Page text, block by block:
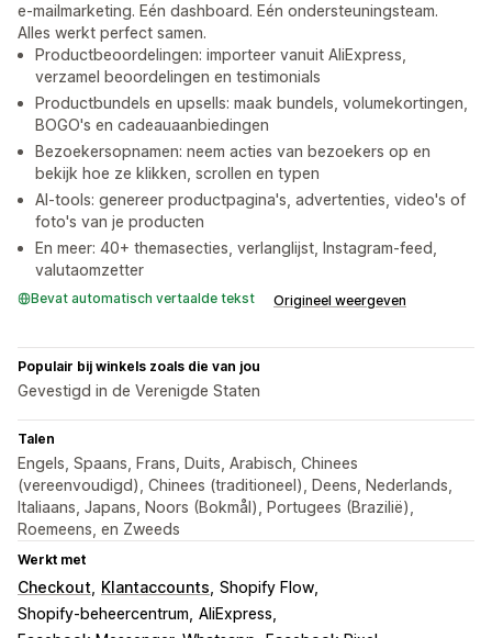
e-mailmarketing. Eén dashboard. Eén ondersteuningsteam.
Alles werkt perfect samen.
Productbeoordelingen: importeer vanuit AliExpress,
verzamel beoordelingen en testimonials
Productbundels en upsells: maak bundels, volumekortingen,
BOGO's en cadeauaanbiedingen
Bezoekersopnamen: neem acties van bezoekers op en
bekijk hoe ze klikken, scrollen en typen
AI-tools: genereer productpagina's, advertenties, video's of
foto's van je producten
En meer: 40+ themasecties, verlanglijst, Instagram-feed,
valutaomzetter
Bevat automatisch vertaalde tekst Origineel weergeven
Populair bij winkels zoals die van jou
Gevestigd in de Verenigde Staten
Talen
Engels, Spaans, Frans, Duits, Arabisch, Chinees
(vereenvoudigd), Chinees (traditioneel), Deens, Nederlands,
Italiaans, Japans, Noors (Bokmål), Portugees (Brazilië),
Roemeens, en Zweeds
Werkt met
Checkout Klantaccounts Shopify Flow
Shopify-beheercentrum AliExpress